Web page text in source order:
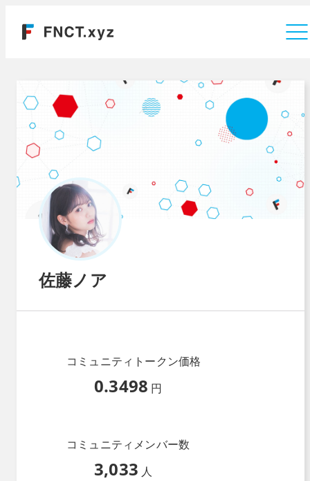
佐藤ノア
コミュニティトークン価格
0.3498 円
コミュニティメンバー数
3,033 人